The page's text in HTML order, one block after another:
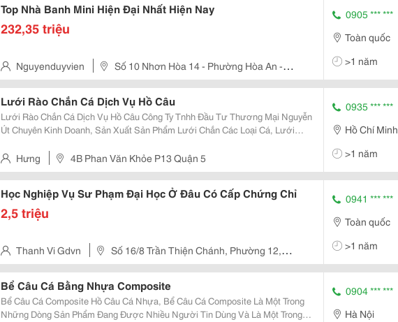
Top Nhà Banh Mini Hiện Đại Nhất Hiện Nay
232,35 triệu
Nguyenduyvien
Số 10 Nhơn Hòa 14 - Phường Hòa An -
Quận Cẩm Lệ - Tp Đà Nãng
0905 *** ***
Toàn quốc
>1 năm
Lưới Rào Chắn Cá Dịch Vụ Hồ Câu
Lưới Rào Chắn Cá Dịch Vụ Hồ Câu Công Ty Tnhh Đầu Tư Thương Mại Nguyễn
Út Chuyên Kinh Doanh, Sản Xuất Sản Phẩm Lưới Chắn Các Loại Cá, Lưới
Bên Sông, 2 Bên Ao Hoặc Chắn Các Loại Cá,...
Hưng 4B Phan Văn Khỏe P13 Quận 5
0935 *** ***
Hồ Chí Minh
>1 năm
Học Nghiệp Vụ Sư Phạm Đại Học Ở Đâu Có Cấp Chứng Chỉ
2,5 triệu
Thanh Vi Gdvn
Số 16/8 Trần Thiện Chánh, Phường 12,
Quận 10, Tp Hcm
0941 *** ***
Toàn quốc
>1 năm
Bể Câu Cá Bằng Nhựa Composite
Bể Câu Cá Composite Hồ Câu Cá Nhựa, Bể Câu Cá Composite Là Một Trong
Những Dòng Sản Phẩm Đang Được Nhiều Người Tin Dùng Và Là Một Trong
0904 *** ***
Hà Nội